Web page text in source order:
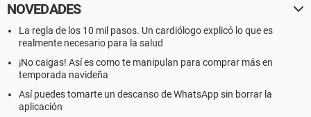
NOVEDADES
La regla de los 10 mil pasos. Un cardiólogo explicó lo que es
realmente necesario para la salud
¡No caigas! Así es como te manipulan para comprar más en
temporada navideña
Así puedes tomarte un descanso de WhatsApp sin borrar la
aplicación